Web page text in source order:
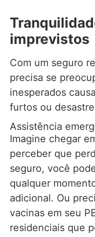
imprevistos
Com um seguro
precisa se
inesperados
furtos ou
Assistência
Imagine chegar
perceber que
seguro, você
qualquer
adicional. Ou
vacinas em seu
residenciais que